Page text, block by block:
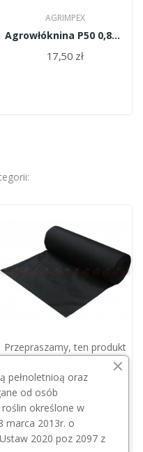
AGRIMPEX
Agrowłóknina P50 0,8m*10cm/brązowo-czarna/rolka
17,50 zł
Przepraszamy, ten produkt
AGRIMPEX
155,00 zł
pełnoletnioą oraz
od osób
określone w
marca 2013r. o
2020 poz 2097 z